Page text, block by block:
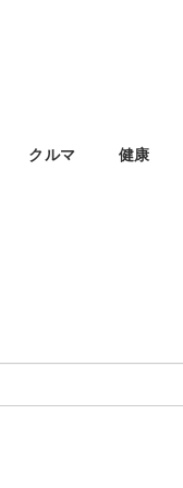
クルマ 健康